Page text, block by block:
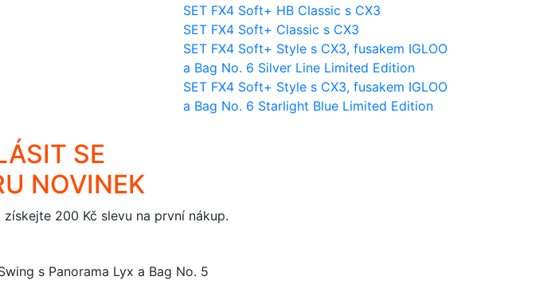
SET FX4 Soft+ HB Classic s CX3
SET FX4 Soft+ Classic s CX3
SET FX4 Soft+ Style s CX3, fusakem IGLOO
a Bag No. 6 Silver Line Limited Edition
SET FX4 Soft+ Style s CX3, fusakem IGLOO
a Bag No. 6 Starlight Blue Limited Edition
SE
NOVINEK
200 Kč slevu na první nákup.
s Panorama Lyx a Bag No. 5